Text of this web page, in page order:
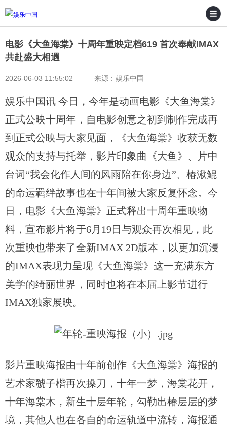
电影《大鱼海棠》十周年重映定档619 首次奉献IMAX
共赴盛大相遇
2026-06-03 11:55:02 来源：娱乐中国
娱乐中国讯 今日，今年是动画电影《大鱼海棠》
正式公映十周年，自电影创意之初到制作完成再
到正式公映与大家见面，《大鱼海棠》收获无数
观众的支持与托举，影片印象曲《大鱼》、片中
台词“我会化作人间的风雨陪在你身边”、椿湫鲲
的命运羁绊故事也在十年间被大家反复怀念。今
日，电影《大鱼海棠》正式释出十周年重映物
料，宣布影片将于6月19日与观众再次相见，此
次重映也带来了全新IMAX 2D版本，以更加沉浸
的IMAX表现力呈现《大鱼海棠》这一充满东方
美学的绮丽世界，同时也将在本届上影节进行
IMAX独家展映。
影片重映海报由十年前创作《大鱼海棠》海报的
艺术家虢子楷再次操刀，十年一梦，海棠花开，
十年海棠木，新生十层年轮，勾勒出椿层层的梦
境，其他人也在各自的命运轨道中流转，海报通